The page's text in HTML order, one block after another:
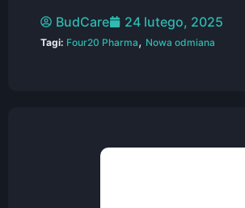
BudCare
24 lutego, 2025
Tagi: Four20 Pharma, Nowa odmiana